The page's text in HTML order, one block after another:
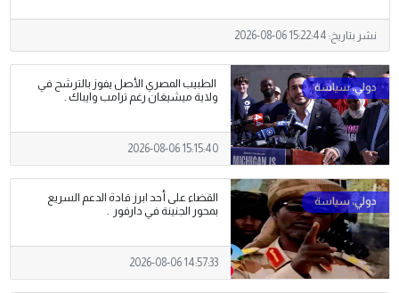
نشر بتاريخ: 2026-08-06 15:22:44
الطبيب المصري الأصل يفوز بالترشح في
ولاية ميشيغان رغم ترامب وايباك .
2026-08-06 15:15:40
القضاء على أحد ابرز قادة الدعم السريع
بمحور الجنينة في دارفور .
2026-08-06 14:57:33